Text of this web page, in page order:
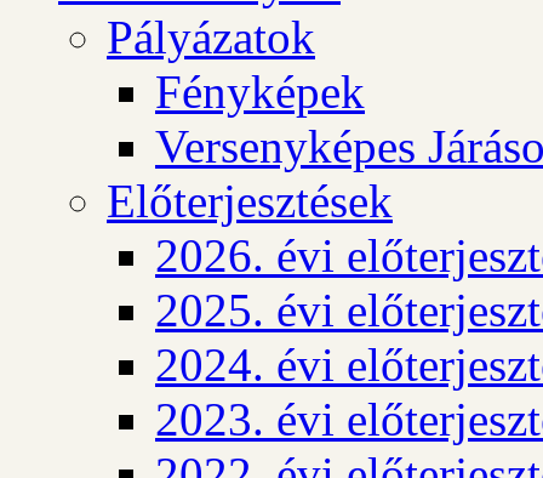
Pályázatok
Fényképek
Versenyképes
Előterjesztések
2026. évi
2025. évi
2024. évi
2023. évi